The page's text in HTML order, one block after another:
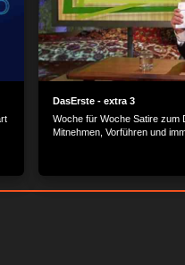
DasErste - extra 3
Woche für Woche Satire zum
Mitnehmen, Vorführen und